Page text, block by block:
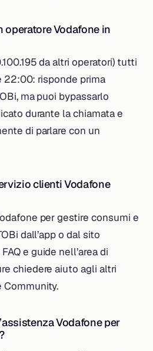
operatore Vodafone in
da altri operatori) tutti
22:00: risponde prima
ma puoi bypassarlo
durante la chiamata e
di parlare con un
clienti Vodafone
per gestire consumi e
dall’app o dal sito
e guide nell’area di
chiedere aiuto agli altri
Vodafone per